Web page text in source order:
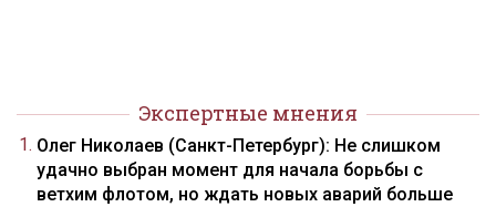
Экспертные мнения
Олег Николаев (Санкт-Петербург): Не слишком
удачно выбран момент для начала борьбы с
ветхим флотом, но ждать новых аварий больше